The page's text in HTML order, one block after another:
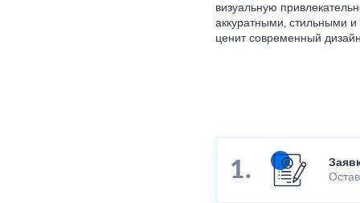
визуальную
аккуратными, стильными
ценит современный